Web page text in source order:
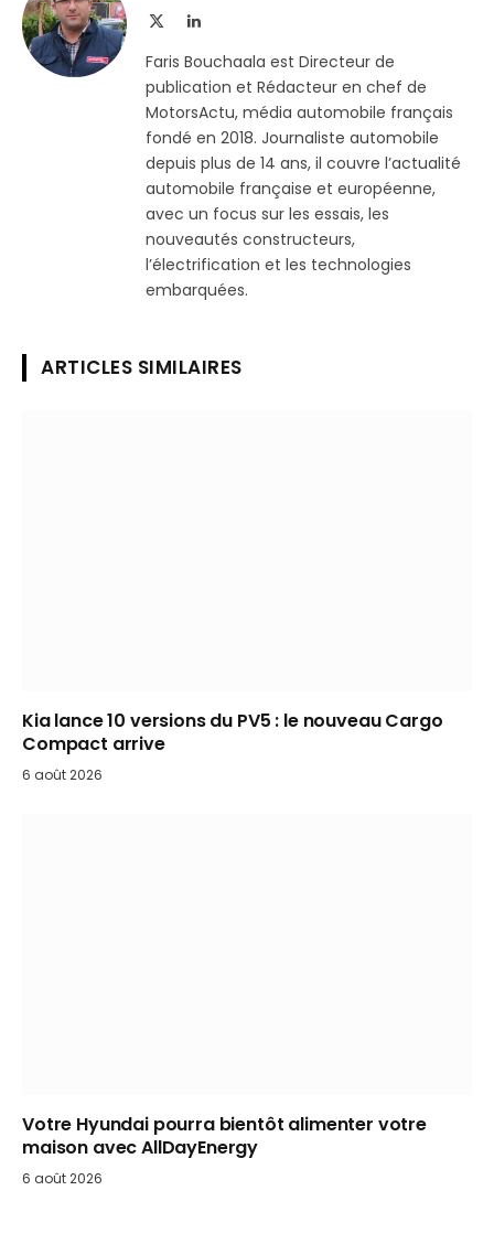
LinkedIn
Faris Bouchaala est Directeur de
publication et Rédacteur en chef de
MotorsActu, média automobile français
fondé en 2018. Journaliste automobile
depuis plus de 14 ans, il couvre l’actualité
automobile française et européenne,
avec un focus sur les essais, les
nouveautés constructeurs,
l’électrification et les technologies
embarquées.
ARTICLES SIMILAIRES
Kia lance 10 versions du PV5 : le nouveau Cargo
Compact arrive
6 août 2026
Votre Hyundai pourra bientôt alimenter votre
maison avec AllDayEnergy
6 août 2026